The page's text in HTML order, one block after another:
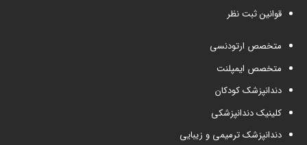
قوانین ثبت نظر
متخصص ارتودنسی
متخصص ایمپلنت
دندانپزشک کودکان
کلینیک دندانپزشکی
دندانپزشک ترمیمی و زیبایی